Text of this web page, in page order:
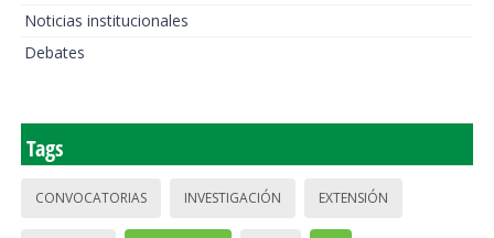
Noticias institucionales
Debates
Tags
CONVOCATORIAS INVESTIGACIÓN EXTENSIÓN